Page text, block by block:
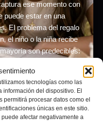
tecnologías como las
del dispositivo. El
procesar datos como el
únicas en este sitio.
afectar negativamente a
ese momento con
puede estar en una
El problema del regalo
el niño o la niña recibe
son predecibles: